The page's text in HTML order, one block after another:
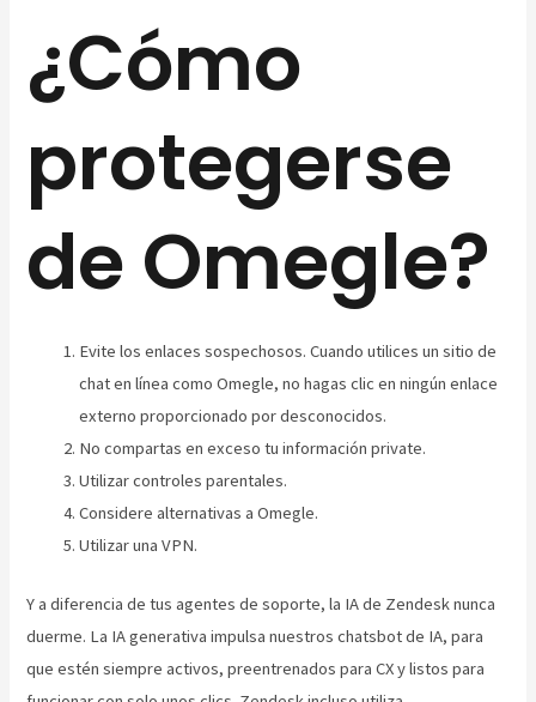
¿Cómo
protegerse
de Omegle?
Evite los enlaces sospechosos. Cuando utilices un sitio de
chat en línea como Omegle, no hagas clic en ningún enlace
externo proporcionado por desconocidos.
No compartas en exceso tu información private.
Utilizar controles parentales.
Considere alternativas a Omegle.
Utilizar una VPN.
Y a diferencia de tus agentes de soporte, la IA de Zendesk nunca
duerme. La IA generativa impulsa nuestros chatsbot de IA, para
que estén siempre activos, preentrenados para CX y listos para